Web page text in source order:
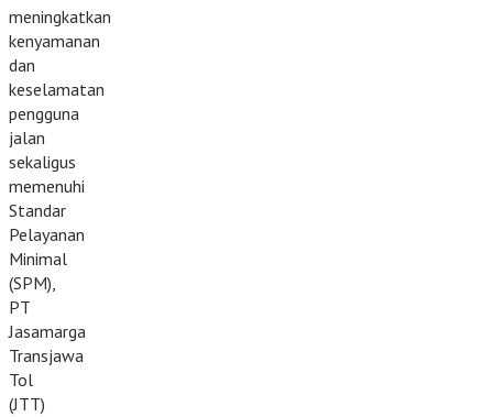
meningkatkan
kenyamanan
dan
keselamatan
pengguna
jalan
sekaligus
memenuhi
Standar
Pelayanan
Minimal
(SPM),
PT
Jasamarga
Transjawa
Tol
(JTT)